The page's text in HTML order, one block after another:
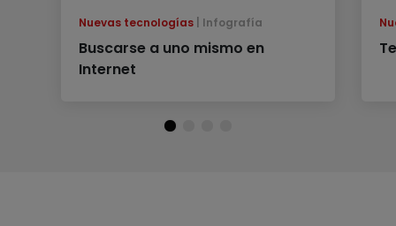
Nuevas tecnologías Infografía
Buscarse a uno mismo en
Internet